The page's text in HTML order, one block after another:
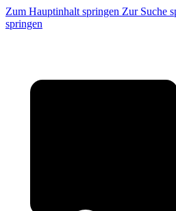
Zum Hauptinhalt springen Zur Suche
springen